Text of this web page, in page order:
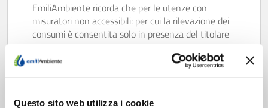
Questo sito web utilizza i cookie
EmiliAmbiente ricorda che per le utenze con
misuratori non accessibili: per cui la rilevazione dei
consumi è consentita solo in presenza del titolare
o di persona da questi incaricata oppure
parzialmente accessibili: in cui la rivelazione è
permessa in presenza di una qualunque persona
l’apparecchio. Invierà…